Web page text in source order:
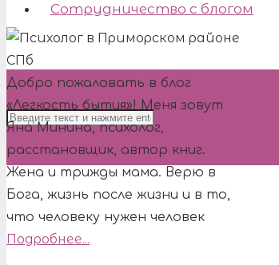
Сотрудничество с блогом
Добро пожаловать в блог
«Легкость бытия»! Меня зовут
Яна Минина, психолог,
расстановщик, автор книг.
Жена и трижды мама. Верю в
Бога, жизнь после жизни и в то,
что человеку нужен человек
Подробнее...